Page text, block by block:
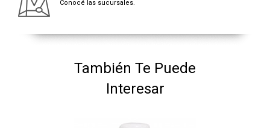
Conocé las sucursales.
También Te Puede
Interesar